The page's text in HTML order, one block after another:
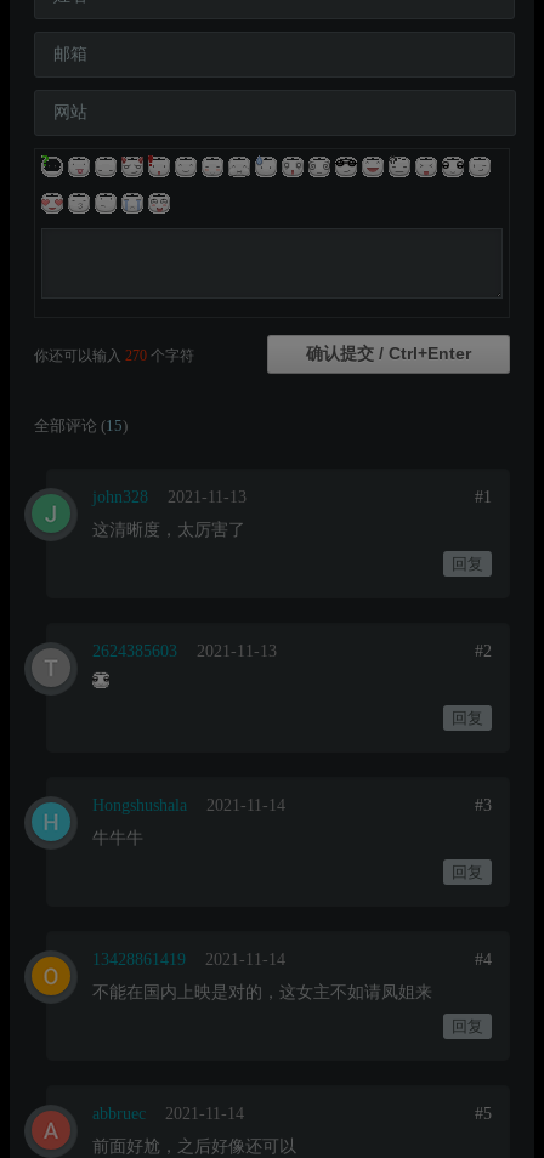
邮箱
网站
你还可以输入 270 个字符
全部评论 (15)
john328 2021-11-13
#1
这清晰度，太厉害了
回复
2624385603 2021-11-13 #2
回复
Hongshushala 2021-11-14
#3
牛牛牛
回复
13428861419 2021-11-14
#4
不能在国内上映是对的，这女主不如请凤姐来
回复
abbruec 2021-11-14
#5
前面好尬，之后好像还可以